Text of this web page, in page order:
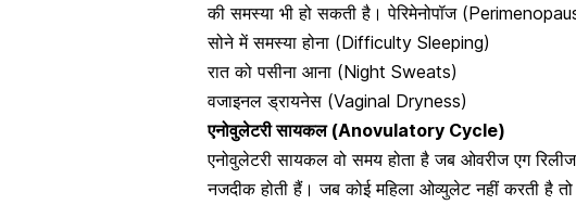
की समस्या भी हो सकती है। पेरिमेनोपॉज
सोने में समस्या होना (Difficulty Sleeping)
रात को पसीना आना (Night Sweats)
वजाइनल ड्रायनेस (Vaginal Dryness)
एनोवुलेटरी सायकल (Anovulatory Cycle)
एनोवुलेटरी सायकल वो समय होता है जब ओवरीज एग
नजदीक होती हैं। जब कोई महिला ओव्युलेट नहीं करती है तो